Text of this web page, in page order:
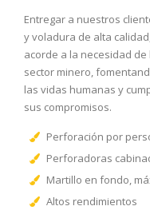
Entregar a nuestros
y voladura de alta
acorde a la necesidad
sector minero,
las vidas humanas y
sus compromisos.
Perforación por
Perforadoras
Martillo en fondo,
Altos rendimientos